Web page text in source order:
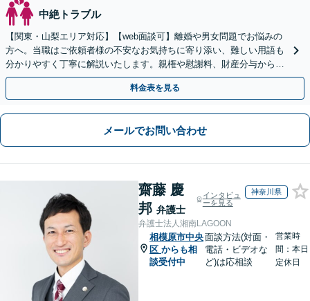
中絶トラブル
【関東・山梨エリア対応】【web面談可】離婚や男女問題でお悩みの
方へ。当職はご依頼者様の不安なお気持ちに寄り添い、難しい用語も
分かりやすく丁寧に解説いたします。親権や慰謝料、財産分与からＤ
Ｖまで幅広く対応しております。【休日面談可】
料金表を見る
メールでお問い合わせ
齋藤 慶
邦 弁護士
インタビュ
ーを見る
神奈川県
弁護士法人湘南LAGOON
相模原市中央
区 からも相
談受付中
面談方法(対面・
電話・ビデオな
ど)は応相談
営業時
間：本日
定休日